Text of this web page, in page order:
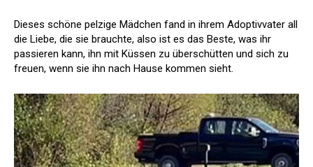
Dieses schöne pelzige Mädchen fand in ihrem Adoptivvater all
die Liebe, die sie brauchte, also ist es das Beste, was ihr
passieren kann, ihn mit Küssen zu überschütten und sich zu
freuen, wenn sie ihn nach Hause kommen sieht.